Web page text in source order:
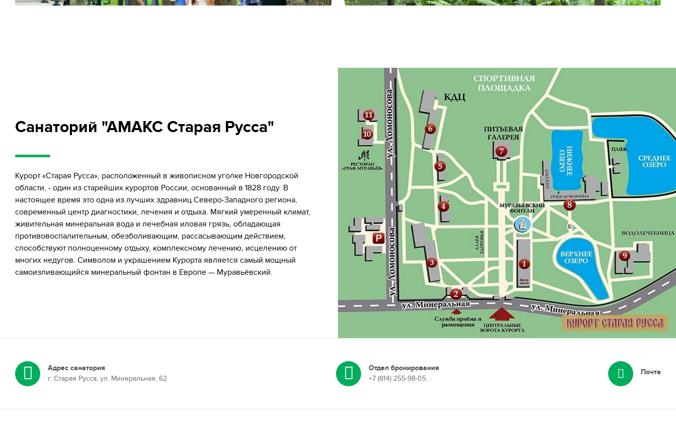
Санаторий "АМАКС Старая Русса"
Курорт «Старая Русса», расположенный в живописном уголке Новгородской
области, - один из старейших курортов России, основанный в 1828 году. В
настоящее время это одна из лучших здравниц Северо-Западного региона,
современный центр диагностики, лечения и отдыха. Мягкий умеренный климат,
живительная минеральная вода и лечебная иловая грязь, обладающая
противовоспалительным, обезболивающим, рассасывающим действием,
способствуют полноценному отдыху, комплексному лечению, исцелению от
многих недугов. Символом и украшением Курорта является самый мощный
самоизливающийся минеральный фонтан в Европе — Муравьёвский.
Адрес санатория
г. Старая Русса, ул. Минеральная, 62
Отдел бронирования
+7 (814) 255-98-05
Почта